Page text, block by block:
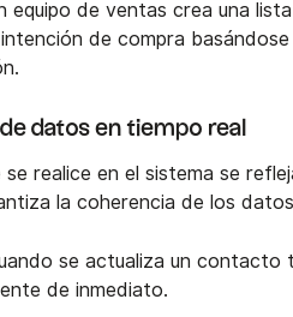
equipo de ventas crea una
de compra
datos en tiempo real
se realice en el sistema se
la coherencia de los
se actualiza un contacto
de inmediato.